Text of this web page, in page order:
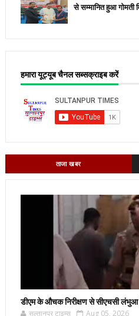
से सम्मानित हुआ गोमती
हमारा यूट्यूब चैनल सब्सक्राइब करें
ताजा खबर
डीएम के औचक निरीक्षण से सीएचसी
सुल्तानपुर टाइम्स Aug 05, 2026